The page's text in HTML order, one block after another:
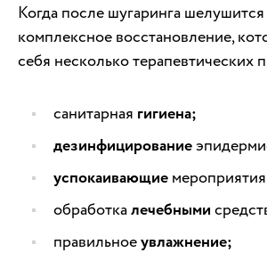
Когда после шугаринга
комплексное восстановление,
себя несколько терапевтических
санитарная гигиена;
дезинфицирование
успокаивающие
обработкалечебными
правильноеувлажнение;